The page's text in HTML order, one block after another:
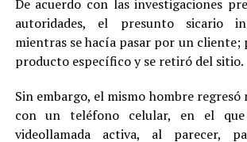
De acuerdo con las investigaciones
autoridades, el presunto sicario
mientras se hacía pasar por un
producto específico y se retiró del sitio.
Sin embargo, el mismo hombre regresó
con un teléfono celular, en el
videollamada activa, al parecer,